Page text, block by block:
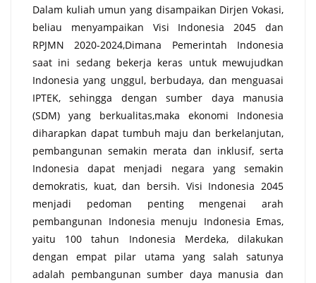
Dalam kuliah umun yang disampaikan Dirjen Vokasi,
beliau menyampaikan Visi Indonesia 2045 dan
RPJMN 2020-2024,Dimana Pemerintah Indonesia
saat ini sedang bekerja keras untuk mewujudkan
Indonesia yang unggul, berbudaya, dan menguasai
IPTEK, sehingga dengan sumber daya manusia
(SDM) yang berkualitas,maka ekonomi Indonesia
diharapkan dapat tumbuh maju dan berkelanjutan,
pembangunan semakin merata dan inklusif, serta
Indonesia dapat menjadi negara yang semakin
demokratis, kuat, dan bersih. Visi Indonesia 2045
menjadi pedoman penting mengenai arah
pembangunan Indonesia menuju Indonesia Emas,
yaitu 100 tahun Indonesia Merdeka, dilakukan
dengan empat pilar utama yang salah satunya
adalah pembangunan sumber daya manusia dan